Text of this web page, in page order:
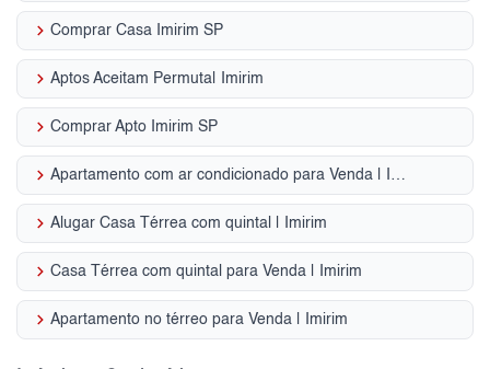
keyboard_arrow_right Comprar Casa Imirim SP
keyboard_arrow_right Aptos Aceitam Permuta| Imirim
keyboard_arrow_right Comprar Apto Imirim SP
keyboard_arrow_right Apartamento com ar condicionado para Venda | Imirim
keyboard_arrow_right Alugar Casa Térrea com quintal | Imirim
keyboard_arrow_right Casa Térrea com quintal para Venda | Imirim
keyboard_arrow_right Apartamento no térreo para Venda | Imirim